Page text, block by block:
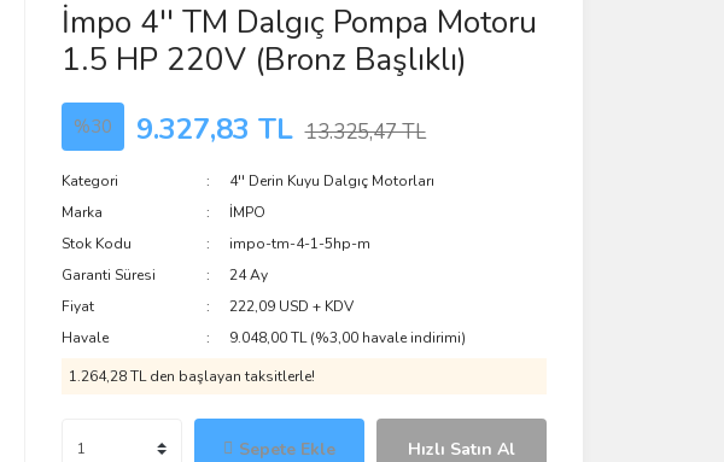
İmpo 4'' TM Dalgıç Pompa Motoru
1.5 HP 220V (Bronz Başlıklı)
%30 9.327,83 TL 13.325,47 TL
Kategori
4'' Derin Kuyu Dalgıç Motorları
Marka
İMPO
Stok Kodu
impo-tm-4-1-5hp-m
Garanti Süresi
24 Ay
Fiyat
222,09 USD + KDV
Havale
9.048,00 TL (%3,00 havale indirimi)
1.264,28 TL den başlayan taksitlerle!
Sepete Ekle Hızlı Satın Al